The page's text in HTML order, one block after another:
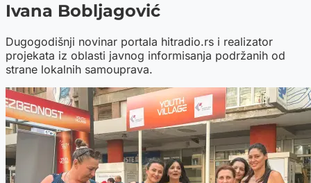
Ivana Bobljagović
Dugogodišnji novinar portala hitradio.rs i realizator
projekata iz oblasti javnog informisanja podržanih od
strane lokalnih samouprava.